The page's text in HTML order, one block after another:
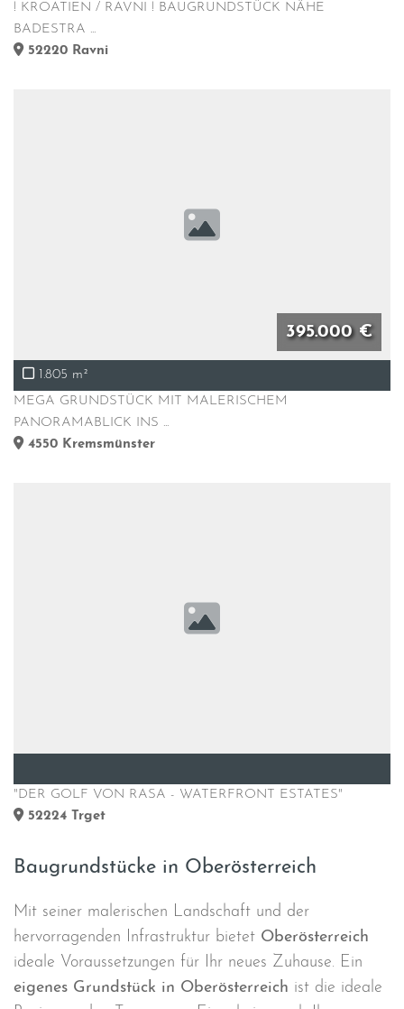
! KROATIEN / RAVNI ! BAUGRUNDSTÜCK NÄHE
BADESTRA ...
52220 Ravni
395.000 €
1.805 m²
MEGA GRUNDSTÜCK MIT MALERISCHEM
PANORAMABLICK INS ...
4550 Kremsmünster
"DER GOLF VON RASA - WATERFRONT ESTATES"
52224 Trget
Baugrundstücke in Oberösterreich
Mit seiner malerischen Landschaft und der
hervorragenden Infrastruktur bietet Oberösterreich
ideale Voraussetzungen für Ihr neues Zuhause. Ein
eigenes Grundstück in Oberösterreich ist die ideale